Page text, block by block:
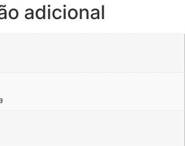
adicional